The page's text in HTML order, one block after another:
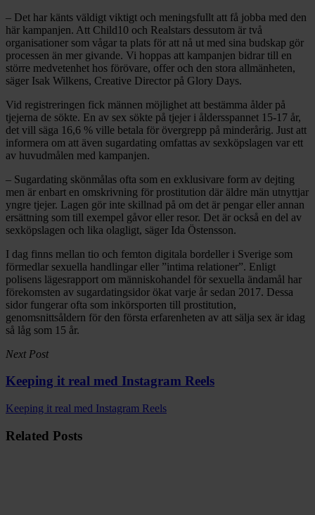
– Det har känts väldigt viktigt och meningsfullt att få jobba med den
här kampanjen. Att Child10 och Realstars dessutom är två
organisationer som vågar ta plats för att nå ut med sina budskap gör
processen än mer givande. Vi hoppas att kampanjen bidrar till en
större medvetenhet hos förövare, offer och den stora allmänheten,
säger Isak Wilkens, Creative Director på Glory Days.
Vid registreringen fick männen möjlighet att bestämma ålder på
tjejerna de sökte. En av sex sökte på tjejer i åldersspannet 15-17 år,
det vill säga 16,6 % ville betala för övergrepp på minderårig. Just att
informera om att även sugardating omfattas av sexköpslagen var ett
av huvudmålen med kampanjen.
– Sugardating skönmålas ofta som en exklusivare form av dejting
men är enbart en omskrivning för prostitution där äldre män utnyttjar
yngre tjejer. Lagen gör inte skillnad på om det är pengar eller annan
ersättning som till exempel gåvor eller resor. Det är också en del av
sexköpslagen och lika olagligt, säger Ida Östensson.
I dag finns mellan tio och femton digitala bordeller i Sverige som
förmedlar sexuella handlingar eller ”intima relationer”. Enligt
polisens lägesrapport om människohandel för sexuella ändamål har
förekomsten av sugardatingsidor ökat varje år sedan 2017. Dessa
sidor fungerar ofta som inkörsporten till prostitution,
genomsnittsåldern för den första erfarenheten av att sälja sex är idag
så låg som 15 år.
Next Post
Keeping it real med Instagram Reels
Keeping it real med Instagram Reels
Related Posts